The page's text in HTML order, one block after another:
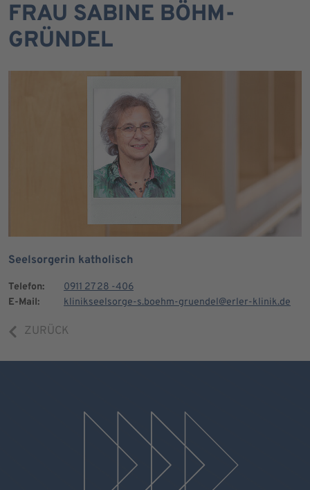
FRAU SABINE BÖHM-
GRÜNDEL
Seelsorgerin katholisch
Telefon:
0911 27 28 -406
E-Mail:
klinikseelsorge-s.boehm-gruendel@erler-klinik.de
ZURÜCK